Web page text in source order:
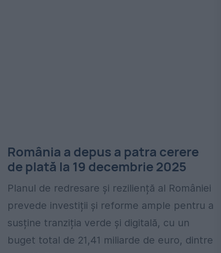
România a depus a patra cerere
de plată la 19 decembrie 2025
Planul de redresare și reziliență al României
prevede investiții și reforme ample pentru a
susține tranziția verde și digitală, cu un
buget total de 21,41 miliarde de euro, dintre